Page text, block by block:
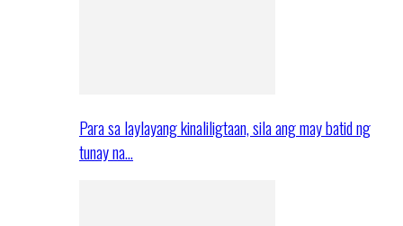
Para sa laylayang kinaliligtaan, sila ang may batid ng
tunay na…